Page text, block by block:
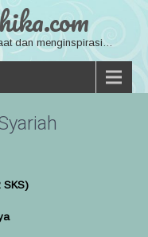
dan menginspirasi…
SKS)